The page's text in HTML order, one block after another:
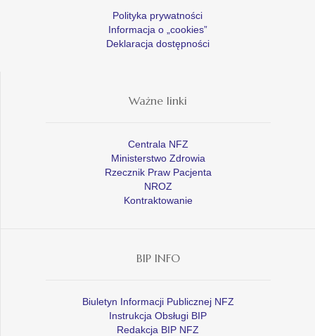
Polityka prywatności
Informacja o „cookies”
Deklaracja dostępności
Ważne linki
Centrala NFZ
Ministerstwo Zdrowia
Rzecznik Praw Pacjenta
NROZ
Kontraktowanie
BIP INFO
Biuletyn Informacji Publicznej NFZ
Instrukcja Obsługi BIP
Redakcja BIP NFZ